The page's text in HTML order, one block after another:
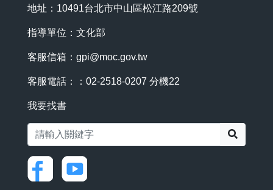
地址：10491台北市中山區松江路209號
指導單位：文化部
客服信箱： gpi@moc.gov.tw
客服電話：：02-2518-0207 分機22
我要找書